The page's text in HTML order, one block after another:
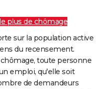
plus de chômage
sur la population active
du recensement.
toute personne
emploi, qu'elle soit
de demandeurs